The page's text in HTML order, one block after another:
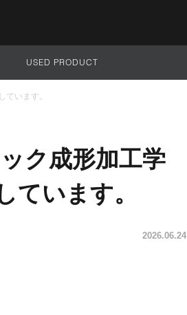
USED PRODUCT
ています。
ク成形加工学
ています。
2026.06.24